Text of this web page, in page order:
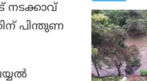
നടക്കാവ്
പിന്തുണ